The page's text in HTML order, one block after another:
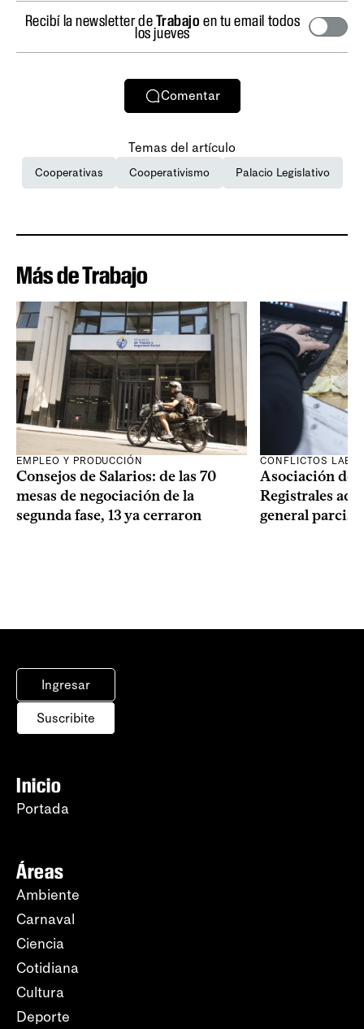
Recibí la newsletter deTrabajo en tu email todos
los jueves
Comentar
Temas del artículo
Cooperativas Cooperativismo Palacio Legislativo
Más de Trabajo
EMPLEO Y PRODUCCIÓN
Consejos de Salarios: de las 70
mesas de negociación de la
segunda fase, 13 ya cerraron
CONFLICTOS
Asociación de
Registrales
general parcial
Ingresar
Suscribite
Inicio
Portada
Áreas
Ambiente
Carnaval
Ciencia
Cotidiana
Cultura
Deporte